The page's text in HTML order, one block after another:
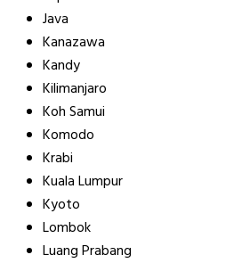
Java
Kanazawa
Kandy
Kilimanjaro
Koh Samui
Komodo
Krabi
Kuala Lumpur
Kyoto
Lombok
Luang Prabang